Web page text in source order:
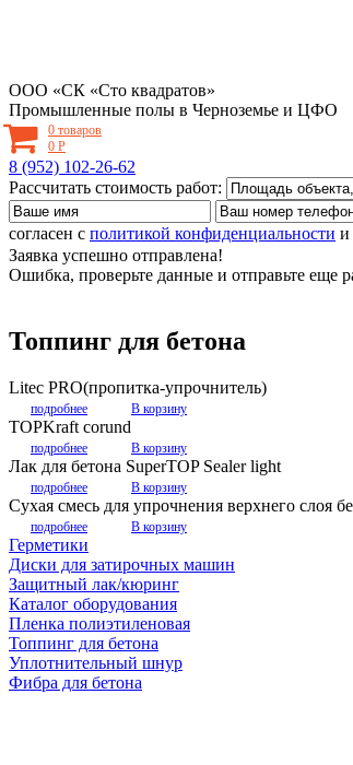
ООО «СК «Сто квадратов»
Промышленные полы в Черноземье и ЦФО
0 товаров
0 Р
8 (952) 102-26-62
Рассчитать стоимость работ:
согласен с политикой конфиденциальности и
Заявка успешно отправлена!
Ошибка, проверьте данные и отправьте еще
Топпинг для бетона
Litec PRO(пропитка-упрочнитель)
подробнее В корзину
TOPKraft corund
подробнее В корзину
Лак для бетона SuperTOP Sealer light
подробнее В корзину
Сухая смесь для упрочнения верхнего слоя
подробнее В корзину
Герметики
Диски для затирочных машин
Защитный лак/кюринг
Каталог оборудования
Пленка полиэтиленовая
Топпинг для бетона
Уплотнительный шнур
Фибра для бетона